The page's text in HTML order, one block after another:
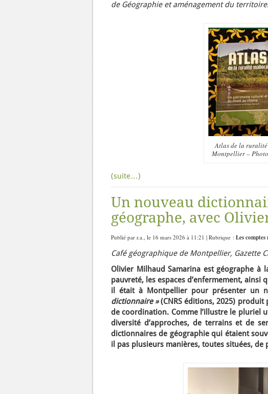
de Géographie et aménagement du
Atlas de la ruralité
Montpellier –
(suite…)
Un nouveau
géographe, avec
Publié par r.a., le 16 mars 2026 à 11:21 | Rubrique : Les comptes
Café géographique de Montpellier, Gazette
Olivier Milhaud Samarina est géographe
pauvreté, les espaces d’enfermement,
il était à Montpellier pour présenter un
dictionnaire »(CNRS éditions, 2025)
de coordination. Comme l’illustre le pluriel
diversité d’approches, de terrains et de
dictionnaires de géographie qui étaient
il pas plusieurs manières, toutes situées, de